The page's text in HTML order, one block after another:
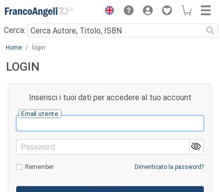
Menu
Cerca:
Main content
Home login
LOGIN
Inserisci i tuoi dati per accedere al tuo account
Email utente
Password
Remember Dimenticato la password?